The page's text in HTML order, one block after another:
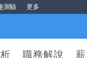
測驗 更多
職務解說